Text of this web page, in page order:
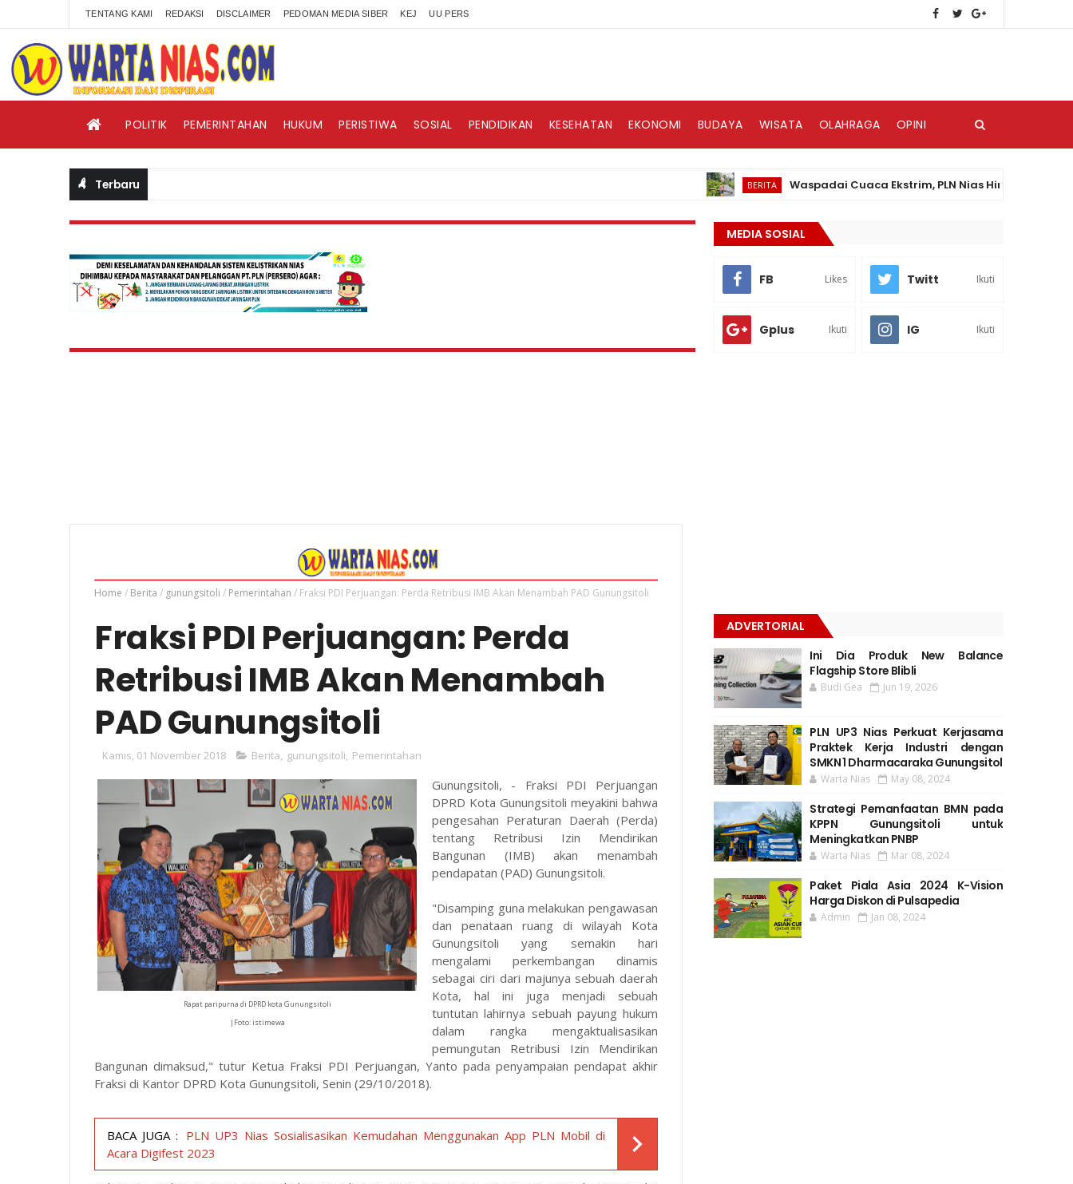
TENTANG KAMI REDAKSI DISCLAIMER PEDOMAN MEDIA SIBER KEJ UU PERS
POLITIK PEMERINTAHAN HUKUM PERISTIWA SOSIAL PENDIDIKAN KESEHATAN EKONOMI BUDAYA WISATA OLAHRAGA OPINI
Terbaru BERITA Waspadai Cuaca Ekstrim, PLN Nias Himbau Masyarakat
Home / Berita / gunungsitoli / Pemerintahan / Fraksi PDI Perjuangan: Perda Retribusi IMB Akan Menambah PAD Gunungsitoli
Fraksi PDI Perjuangan: Perda
Retribusi IMB Akan Menambah
PAD Gunungsitoli
Kamis, 01 November 2018 Berita gunungsitoli Pemerintahan
Rapat paripurna di DPRD kota Gunungsitoli
|Foto: istimewa
Gunungsitoli, - Fraksi PDI Perjuangan
DPRD Kota Gunungsitoli meyakini bahwa
pengesahan Peraturan Daerah (Perda)
tentang Retribusi Izin Mendirikan
Bangunan (IMB) akan menambah
pendapatan (PAD) Gunungsitoli.
"Disamping guna melakukan pengawasan
dan penataan ruang di wilayah Kota
Gunungsitoli yang semakin hari
mengalami perkembangan dinamis
sebagai ciri dari majunya sebuah daerah
Kota, hal ini juga menjadi sebuah
tuntutan lahirnya sebuah payung hukum
dalam rangka mengaktualisasikan
pemungutan Retribusi Izin Mendirikan
Bangunan dimaksud," tutur Ketua Fraksi PDI Perjuangan, Yanto pada penyampaian pendapat akhir
Fraksi di Kantor DPRD Kota Gunungsitoli, Senin (29/10/2018).
BACA JUGA : PLN UP3 Nias Sosialisasikan Kemudahan Menggunakan App PLN Mobil di
Acara Digifest 2023
MEDIA SOSIAL
FB Likes Twitt Ikuti
Gplus Ikuti IG Ikuti
ADVERTORIAL
Ini Dia Produk New Balance
Flagship Store Blibli
Budi Gea Jun 19, 2026
PLN UP3 Nias Perkuat Kerjasama
Praktek Kerja Industri dengan
SMKN 1 Dharmacaraka Gunungsitol
Warta Nias May 08, 2024
Strategi Pemanfaatan BMN pada
KPPN Gunungsitoli untuk
Meningkatkan PNBP
Warta Nias Mar 08, 2024
Paket Piala Asia 2024 K-Vision
Harga Diskon di Pulsapedia
Admin Jan 08, 2024